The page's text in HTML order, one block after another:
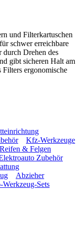
und Filterkartuschen
schwer erreichbare
durch Drehen des
gibt sicheren Halt am
ergonomische
Kfz-Werkzeuge
& Felgen
Zubehör
Abzieher
Werkzeug-Sets